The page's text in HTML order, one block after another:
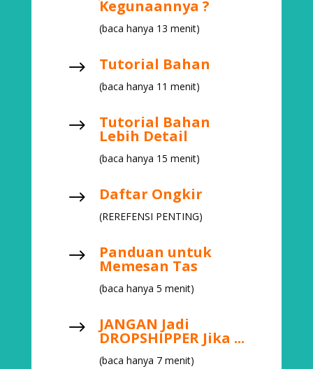
Kegunaannya ?
(baca hanya 13 menit)
$ Tutorial Bahan
(baca hanya 11 menit)
$ Tutorial Bahan
Lebih Detail
(baca hanya 15 menit)
$ Daftar Ongkir
(REREFENSI PENTING)
$ Panduan untuk
Memesan Tas
(baca hanya 5 menit)
$ JANGAN Jadi
DROPSHIPPER Jika ...
(baca hanya 7 menit)